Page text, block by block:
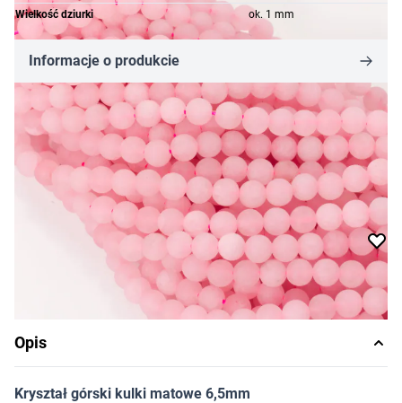
Wielkość dziurki
ok. 1 mm
Informacje o produkcie
12,30 zł
Cena za opakowanie
Ilość w opakowaniu: ok. 63 szt.
Dostępność: produkt niedostępny
Powiadom o dostępności
Opis
Kryształ górski kulki matowe 6,5mm